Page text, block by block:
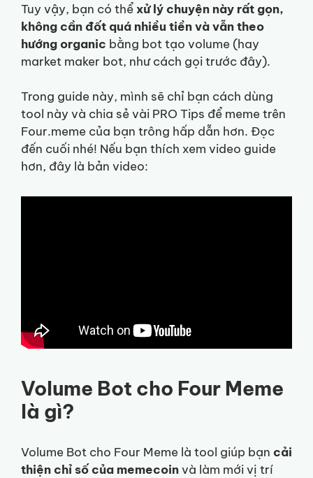
Tuy vậy, bạn có thể xử lý chuyện này rất gọn,
không cần đốt quá nhiều tiền và vẫn theo
hướng organic bằng bot tạo volume (hay
market maker bot, như cách gọi trước đây).
Trong guide này, mình sẽ chỉ bạn cách dùng
tool này và chia sẻ vài PRO Tips để meme trên
Four.meme của bạn trông hấp dẫn hơn. Đọc
đến cuối nhé! Nếu bạn thích xem video guide
hơn, đây là bản video:
Volume Bot cho Four Meme
là gì?
Volume Bot cho Four Meme là tool giúp bạn cải
thiện chỉ số của memecoinvà làm mới vị trí